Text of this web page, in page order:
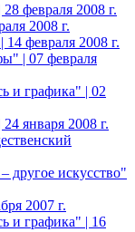
февраля 2008 г.
2008 г.
февраля 2008 г.
| 07 февраля
и графика" | 02
января 2008 г.
другое искусство"
2007 г.
и графика" | 16